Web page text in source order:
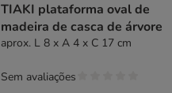
TIAKI plataforma oval de
madeira de casca de árvore
aprox. L 8 x A 4 x C 17 cm
Sem avaliações